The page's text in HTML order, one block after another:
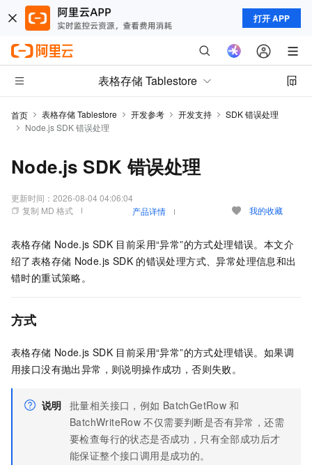
打开 APP
表格存储 Tablestore
首页 表格存储 Tablestore 开发参考 开发支持
SDK 错误处理
Node.js SDK 错误处理
Node.js SDK 错误处理
更新时间： 2026-08-04 04:06:04
复制 MD 格式
产品详情 我的收藏
表格存储 Node.js SDK 目前采用“异常”的方式处理错误。本文介
绍了表格存储 Node.js SDK 的错误处理方式、异常处理信息和出
错时的重试策略。
方式
表格存储 Node.js SDK 目前采用“异常”的方式处理错误。如果调
用接口没有抛出异常，则说明操作成功，否则失败。
说明 批量相关接口，例如 BatchGetRow 和
BatchWriteRow 不仅需要判断是否有异常，还需
要检查每行的状态是否成功，只有全部成功后才
能保证整个接口调用是成功的。